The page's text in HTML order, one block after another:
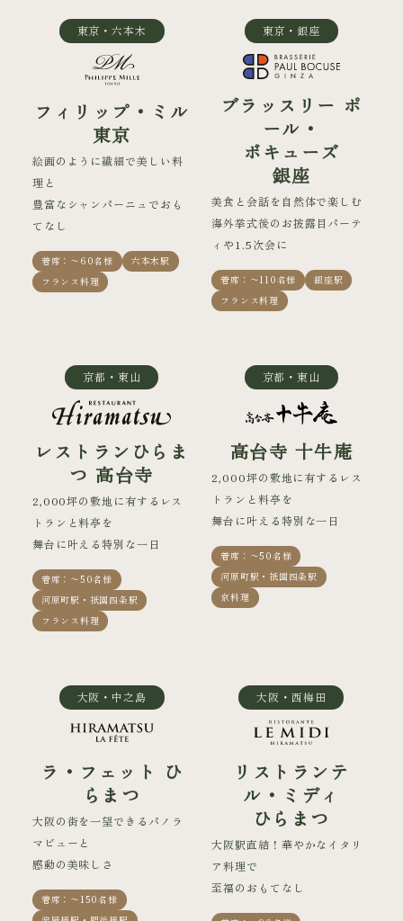
フィリップ・ミル
東京
絵画のように繊細で美しい料
理と
豊富なシャンパーニュでおも
てなし
着席：〜60名様
六本木駅
フランス料理
東京・六本木
ブラッスリー ポ
ール・
ボキューズ
銀座
美食と会話を自然体で楽しむ
海外挙式後のお披露目パーテ
ィや1.5次会に
着席：〜110名様
銀座駅
フランス料理
東京・銀座
レストランひらま
つ 高台寺
2,000坪の敷地に有するレス
トランと料亭を
舞台に叶える特別な一日
着席：〜50名様
河原町駅・祇園四条駅
フランス料理
京都・東山
高台寺 十牛庵
2,000坪の敷地に有するレス
トランと料亭を
舞台に叶える特別な一日
着席：〜50名様
河原町駅・祇園四条駅
京料理
京都・東山
ラ・フェット ひ
らまつ
大阪の街を一望できるパノラ
マビューと
感動の美味しさ
着席：〜150名様
大阪・中之島
リストランテ
ル・ミディ
ひらまつ
大阪駅直結！華やかなイタリ
ア料理で
至福のおもてなし
大阪・西梅田